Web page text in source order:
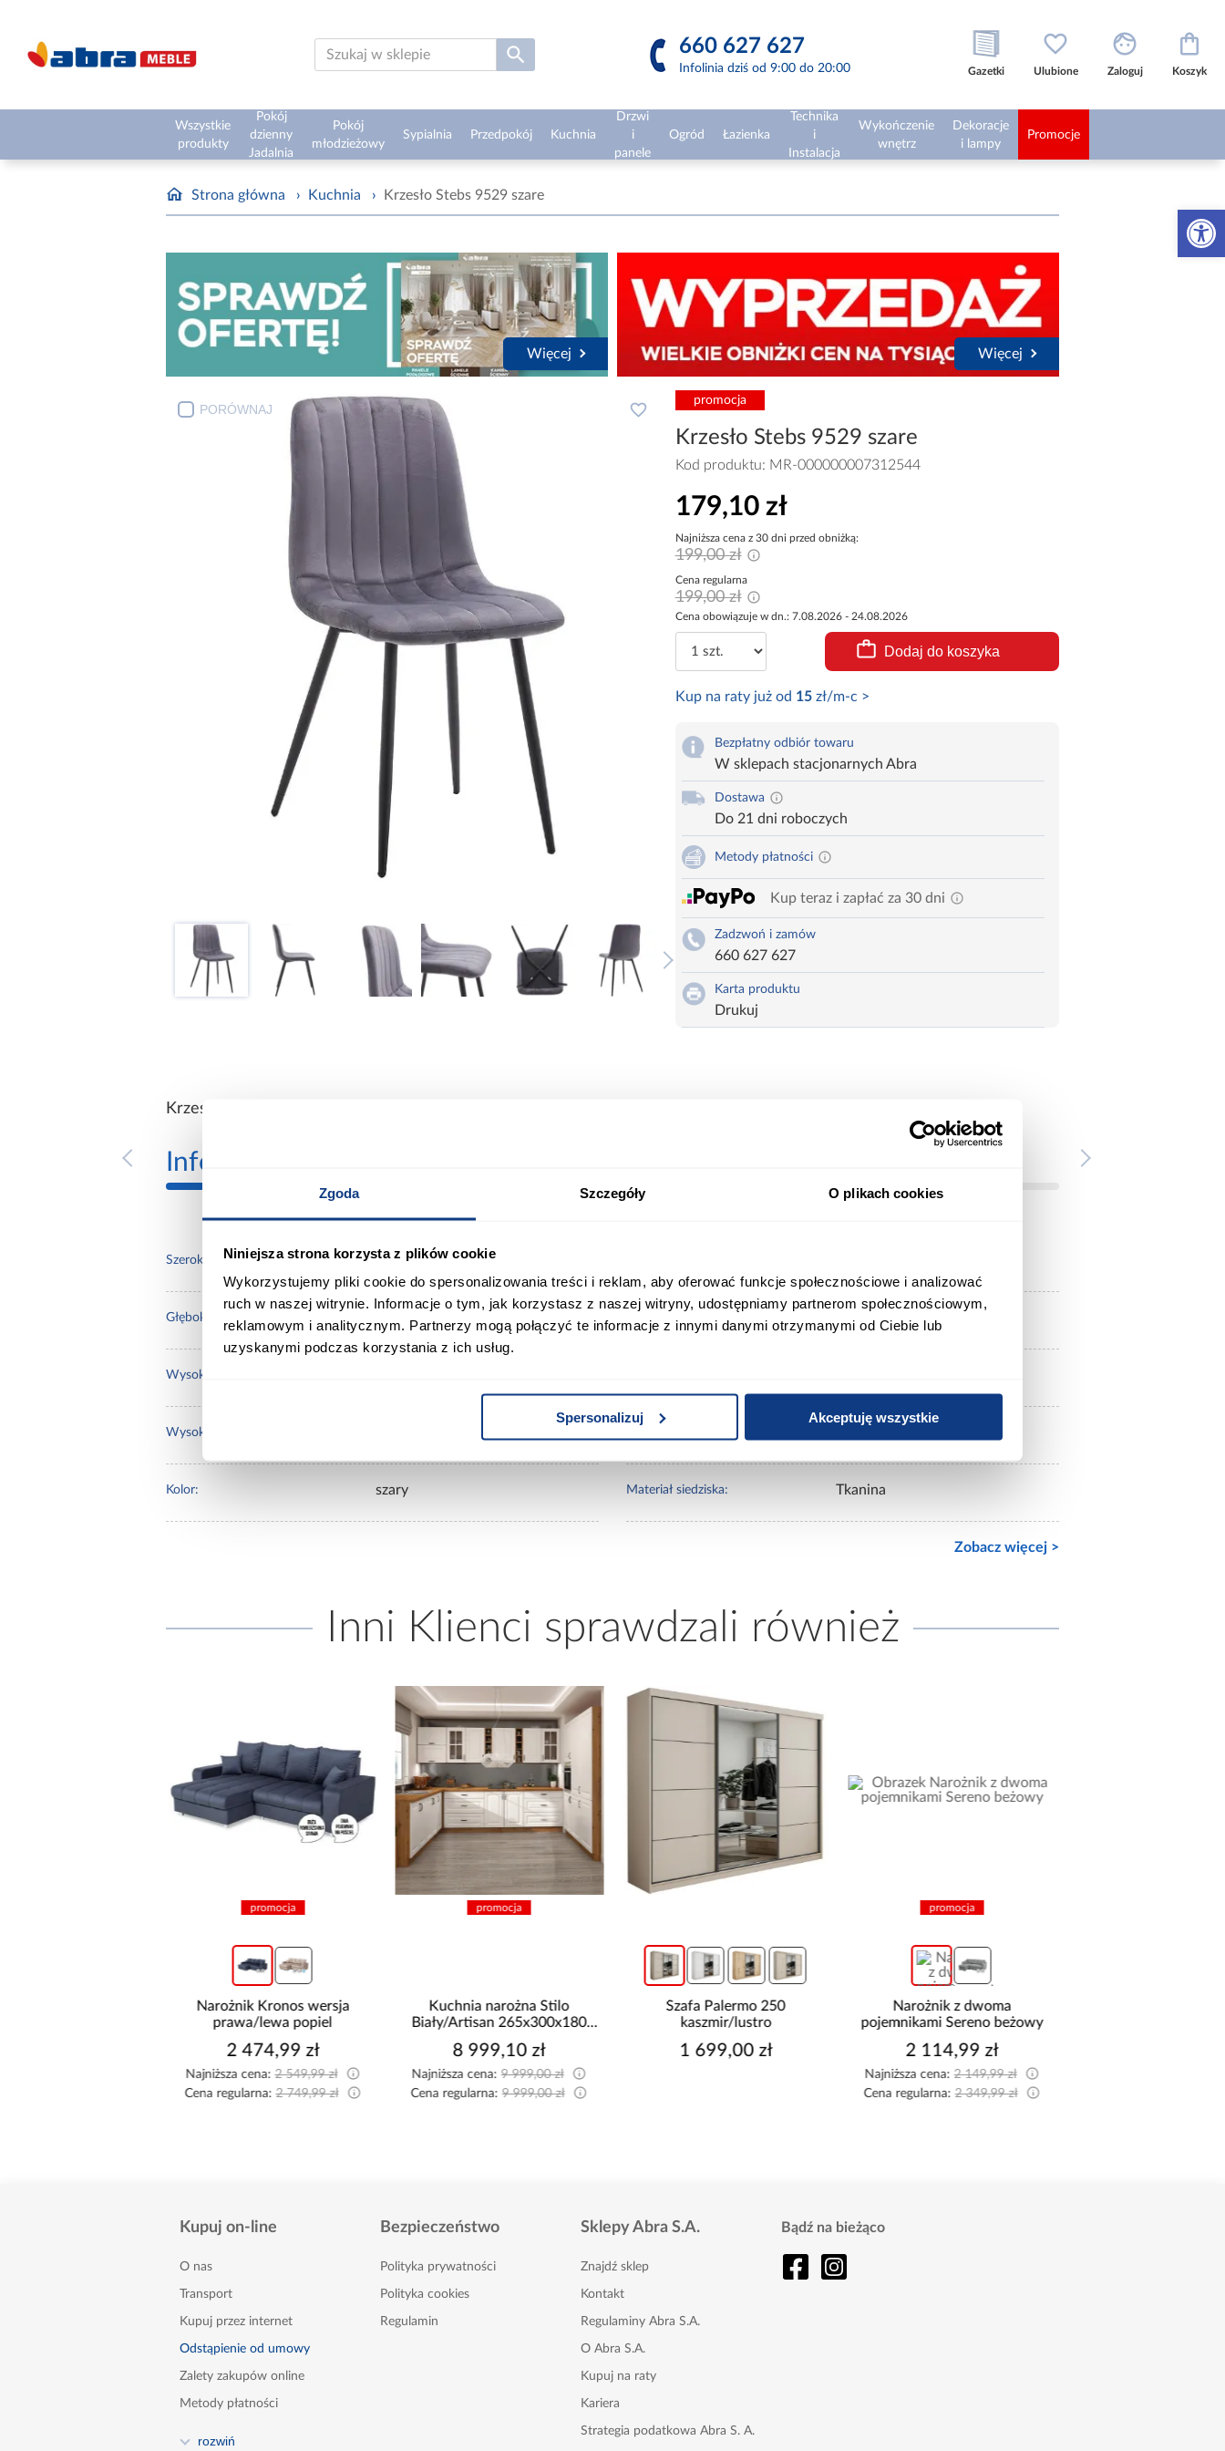
Zgoda Szczegóły O plikach cookies
Niniejsza strona korzysta z plików cookie
Wykorzystujemy pliki cookie do spersonalizowania treści i reklam, aby oferować funkcje społecznościowe i analizować
ruch w naszej witrynie. Informacje o tym, jak korzystasz z naszej witryny, udostępniamy partnerom społecznościowym,
reklamowym i analitycznym. Partnerzy mogą połączyć te informacje z innymi danymi otrzymanymi od Ciebie lub
uzyskanymi podczas korzystania z ich usług.
Spersonalizuj Akceptuję wszystkie
Otwórz
660 627 627
Infolinia dziś od 9:00 do 20:00 Gazetki Ulubione Zaloguj Koszyk
Wszystkie
produkty
Pokój
dzienny
Jadalnia
Pokój
młodzieżowy
Sypialnia Przedpokój Kuchnia
Drzwi
i
panele
Ogród Łazienka
Technika
i
Instalacja
Wykończenie
wnętrz
Dekoracje
i lampy
Promocje
Strona główna › Kuchnia › Krzesło Stebs 9529 szare
Więcej Więcej
PORÓWNAJ
promocja
Krzesło Stebs 9529 szare
Kod produktu: MR-000000007312544
179,10 zł
Najniższa cena z 30 dni przed obniżką:
199,00 zł
Cena regularna
199,00 zł
Cena obowiązuje w dn.: 7.08.2026 - 24.08.2026
Dodaj do koszyka
Kup na raty już od 15zł/m-c >
Bezpłatny odbiór towaru
W sklepach stacjonarnych Abra
Dostawa
Do 21 dni roboczych
Metody płatności
Kup teraz i zapłać za 30 dni
Zadzwoń i zamów
660 627 627
Karta produktu
Drukuj
Krzesło Stebs 9529 szare
Informacje
Szerokość [cm]: 45.00
Głębokość [cm]: 55.00
Wysokość [cm]:
Wysokość do siedziska [cm]:
Kolor: szary
Kolorystyka nóg: czarny
Materiał siedziska: Tkanina
Zobacz więcej >
Inni Klienci sprawdzali również
promocja
Narożnik Kronos wersja
prawa/lewa popiel
2 474,99 zł
Najniższa cena:2 549,99 zł
Cena regularna:2 749,99 zł
promocja
Kuchnia narożna Stilo
Biały/Artisan 265x300x180
8 999,10 zł
Najniższa cena:9 999,00 zł
Cena regularna:9 999,00 zł
Szafa Palermo 250
kaszmir/lustro
1 699,00 zł
promocja
Narożnik z dwoma
pojemnikami Sereno beżowy
2 114,99 zł
Najniższa cena:2 149,99 zł
Cena regularna:2 349,99 zł
Kupuj on-line
O nas
Transport
Kupuj przez internet
Odstąpienie od umowy
Zalety zakupów online
Metody płatności
rozwiń
Bezpieczeństwo
Polityka prywatności
Polityka cookies
Regulamin
Sklepy Abra S.A.
Znajdź sklep
Kontakt
Regulaminy Abra S.A.
O Abra S.A.
Kupuj na raty
Kariera
Strategia podatkowa Abra S. A.
Bądź na bieżąco